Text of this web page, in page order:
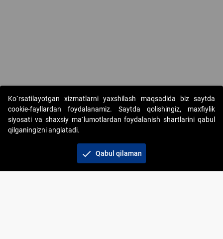
Copyright © 2017-2026. "Elektron onlayn-auksionlarni
tashkil etish" AJ. Barcha huquqlar himoyalangan
Ko`rsatilayotgan xizmatlarni yaxshilash maqsadida biz saytda
cookie-fayllardan foydalanamiz. Saytda qolishingiz, maxfiylik
siyosati va shaxsiy ma`lumotlardan foydalanish shartlarini qabul
qilganingizni anglatadi.
check Qabul qilaman